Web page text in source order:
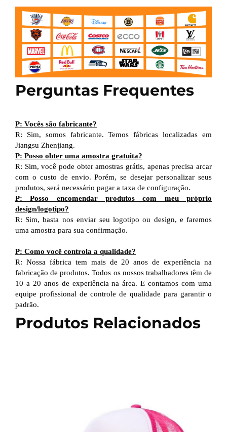
Perguntas Frequentes
P: Vocês são fabricante?
R: Sim, somos fabricante. Temos fábricas localizadas em
Jiangsu Zhenjiang.
P: Posso obter uma amostra gratuita?
R: Sim, você pode obter amostras grátis, apenas precisa arcar
com o custo de envio. Porém, se desejar personalizar seus
produtos, será necessário pagar a taxa de configuração.
P: Posso encomendar produtos com meu próprio
design/logotipo?
R: Sim, basta nos enviar seu logotipo ou design, e faremos
uma amostra para sua confirmação.
P: Como você controla a qualidade?
R: Nossa fábrica tem mais de 20 anos de experiência na
fabricação de produtos. Todos os nossos trabalhadores têm de
10 a 20 anos de experiência na área. E contamos com uma
equipe profissional de controle de qualidade para garantir o
padrão.
Produtos Relacionados